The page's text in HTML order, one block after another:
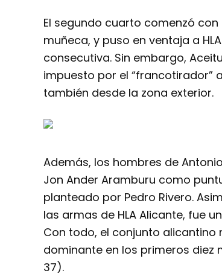
El segundo cuarto comenzó
muñeca, y puso en ventaja a
consecutiva. Sin embargo,
impuesto por el “francotirador”
también desde la zona exterior.
Además, los hombres de
Jon Ander Aramburu como
planteado por Pedro Rivero.
las armas de HLA Alicante, fue
Con todo, el conjunto
dominante en los primeros
37).